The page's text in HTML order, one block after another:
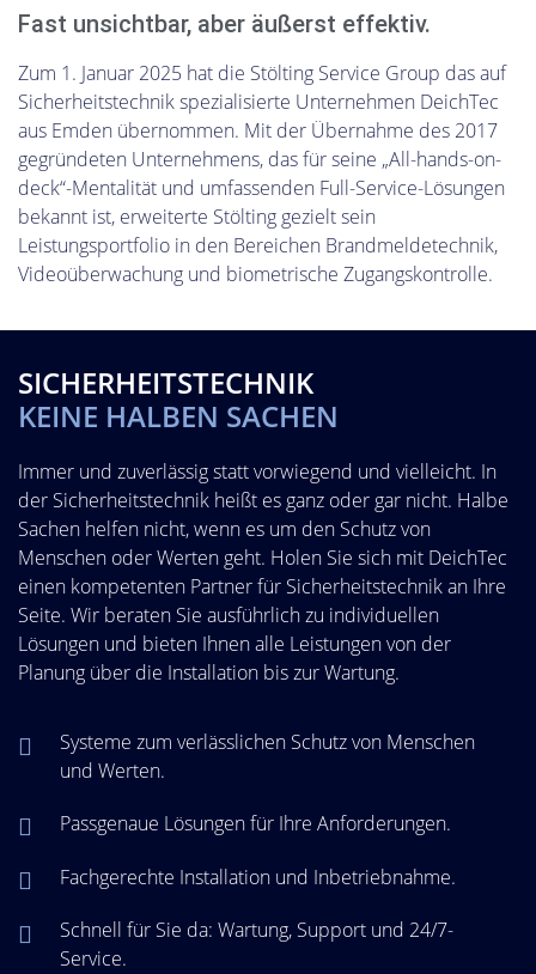
Fast unsichtbar, aber äußerst effektiv.
Zum 1. Januar 2025 hat die Stölting Service Group das auf
Sicherheitstechnik spezialisierte Unternehmen DeichTec
aus Emden übernommen. Mit der Übernahme des 2017
gegründeten Unternehmens, das für seine „All-hands-on-
deck“-Mentalität und umfassenden Full-Service-Lösungen
bekannt ist, erweiterte Stölting gezielt sein
Leistungsportfolio in den Bereichen Brandmeldetechnik,
Videoüberwachung und biometrische Zugangskontrolle.
SICHERHEITSTECHNIK
KEINE HALBEN SACHEN
Immer und zuverlässig statt vorwiegend und vielleicht. In
der Sicherheitstechnik heißt es ganz oder gar nicht. Halbe
Sachen helfen nicht, wenn es um den Schutz von
Menschen oder Werten geht. Holen Sie sich mit DeichTec
einen kompetenten Partner für Sicherheitstechnik an Ihre
Seite. Wir beraten Sie ausführlich zu individuellen
Lösungen und bieten Ihnen alle Leistungen von der
Planung über die Installation bis zur Wartung.
Systeme zum verlässlichen Schutz von Menschen
und Werten.
Passgenaue Lösungen für Ihre Anforderungen.
Fachgerechte Installation und Inbetriebnahme.
Schnell für Sie da: Wartung, Support und 24/7-
Service.